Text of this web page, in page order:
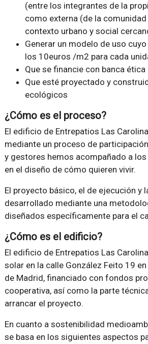
(entre los integrantes de la
como externa (de la
contexto urbano y social
Generar un modelo de uso
los 10euros /m2 para cada
Que se financie con banca ética
Que esté proyectado y
ecológicos
¿Cómo es el proceso?
El edificio de Entrepatios Las
mediante un proceso de
y gestores hemos acompañado a
en el diseño de cómo quieren vivir.
El proyecto básico, el de ejecución y
desarrollado mediante una
diseñados específicamente para el
¿Cómo es el edificio?
El edificio de Entrepatios Las
solar en la calle González Feito 19
de Madrid, financiado con fondos
cooperativa, así como la parte
arrancar el proyecto.
En cuanto a sostenibilidad
se basa en los siguientes aspectos